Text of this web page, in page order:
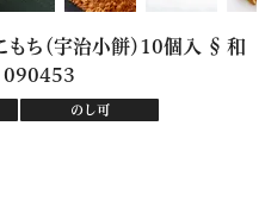
もち（宇治小餅）10個入 § 和
090453
のし可